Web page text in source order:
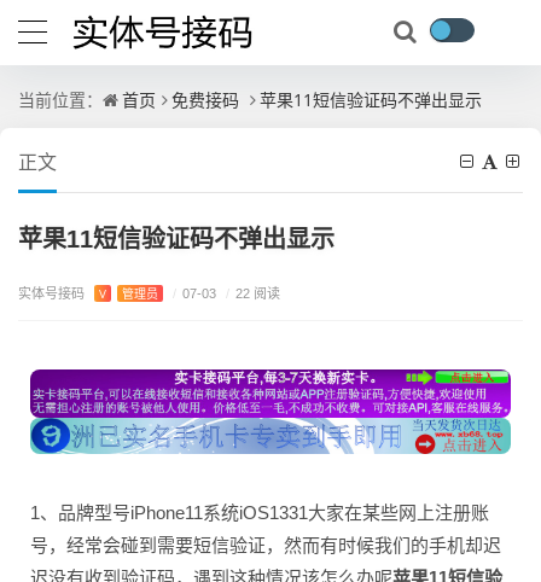
当前位置： 首页 免费接码 苹果11短信验证码不弹出显示
正文
苹果11短信验证码不弹出显示
实体号接码 V 管理员 / 07-03 / 22 阅读
1、品牌型号iPhone11系统iOS1331大家在某些网上注册账
号，经常会碰到需要短信验证，然而有时候我们的手机却迟
迟没有收到验证码，遇到这种情况该怎么办呢苹果11短信验